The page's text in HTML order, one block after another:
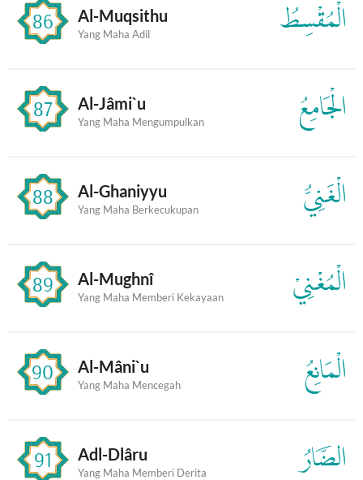
86 Al-Muqsithu
Yang Maha Adil الْمُقْسِطُ
87 Al-Jâmi`u
Yang Maha Mengumpulkan الْجَامِعُ
88 Al-Ghaniyyu
Yang Maha Berkecukupan الْغَنِيُّ
89 Al-Mughnî
Yang Maha Memberi Kekayaan الْمُغْنِيْ
90 Al-Mâni`u
Yang Maha Mencegah الْمَانِعُ
91 Adl-Dlâru
Yang Maha Memberi Derita الضَّارُ